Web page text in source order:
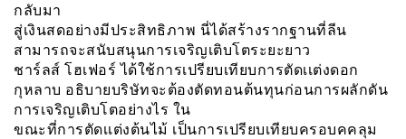
กลับมา
สู่เงินสดอย่างมีประสิทธิภาพ นี่ได้สร้างรากฐานที่ลีน
สามารถจะสนับสนุนการเจริญเติบโตระยะยาว
ชาร์ลส์ โฮเฟอร์ ได้ใช้การเปรียบเทียบการตัดเเต่งดอก
กุหลาบ อธิบายบริษัทจะต้องตัดทอนต้นทุนก่อนการผลักดัน
การเจริญเติบโตอย่างไร ใน
ขณะที่การตัดเเต่งต้นไม้ เป็นการเปรียบเทียบครอบคคลุม